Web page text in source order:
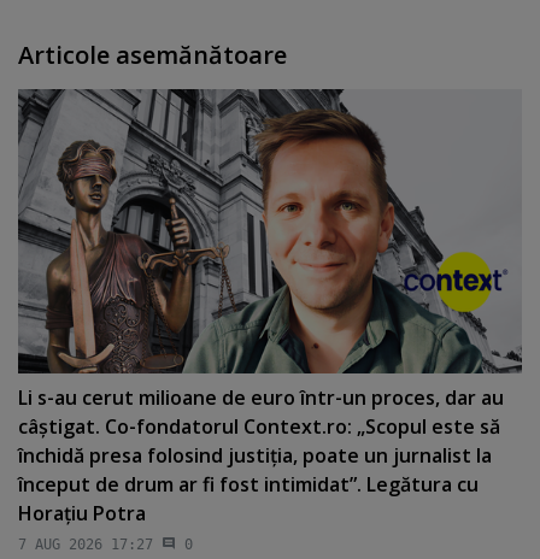
Articole asemănătoare
Li s-au cerut milioane de euro într-un proces, dar au
câştigat. Co-fondatorul Context.ro: „Scopul este să
închidă presa folosind justiţia, poate un jurnalist la
început de drum ar fi fost intimidat”. Legătura cu
Horaţiu Potra
7 AUG 2026 17:27 0